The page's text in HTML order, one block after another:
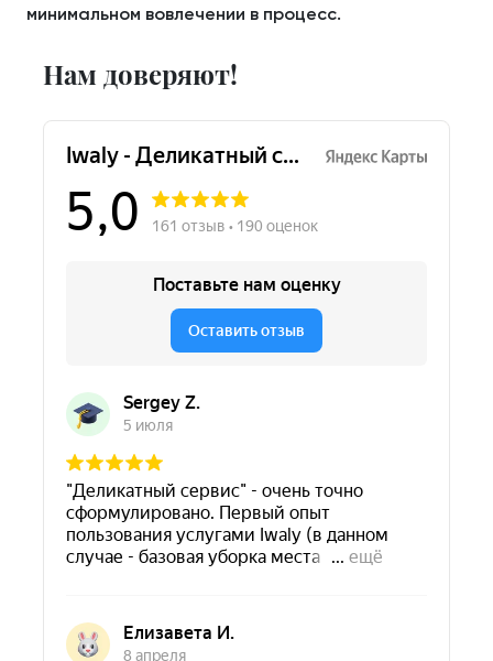
минимальном вовлечении в процесс.
Нам доверяют!